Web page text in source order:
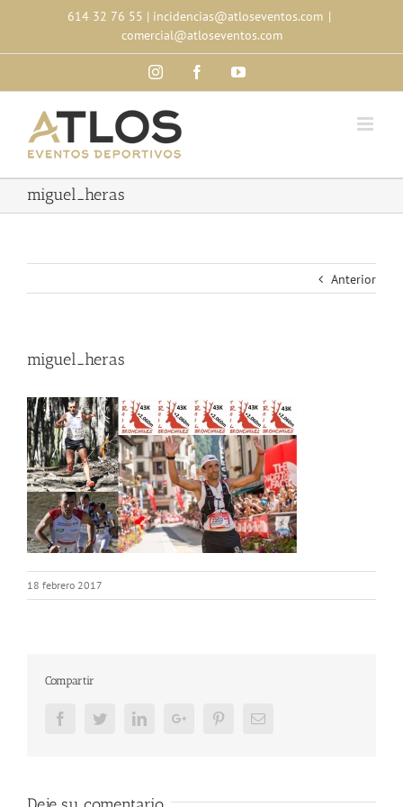
content
614 32 76 55 | incidencias@atloseventos.com |
comercial@atloseventos.com
InstagramFacebookYouTube
miguel_heras
Anterior
miguel_heras
18 febrero 2017
Compartir
FacebookTwitterLinkedInGoogle+ PinterestEmail